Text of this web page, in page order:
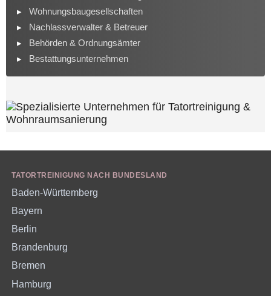
Wohnungsbaugesellschaften
Nachlassverwalter & Betreuer
Behörden & Ordnungsämter
Bestattungsunternehmen
TATORTREINIGUNG NACH BUNDESLAND
Baden-Württemberg
Bayern
Berlin
Brandenburg
Bremen
Hamburg